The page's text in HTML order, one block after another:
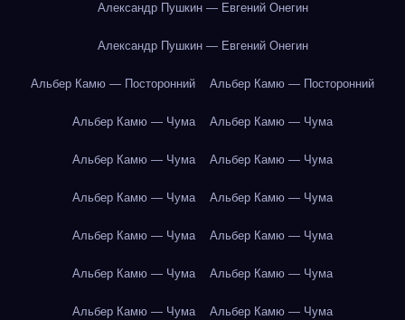
Александр Пушкин — Евгений Онегин
Александр Пушкин — Евгений Онегин
Альбер Камю — Посторонний Альбер Камю — Посторонний
Альбер Камю — Чума Альбер Камю — Чума
Альбер Камю — Чума Альбер Камю — Чума
Альбер Камю — Чума Альбер Камю — Чума
Альбер Камю — Чума Альбер Камю — Чума
Альбер Камю — Чума Альбер Камю — Чума
Альбер Камю — Чума Альбер Камю — Чума